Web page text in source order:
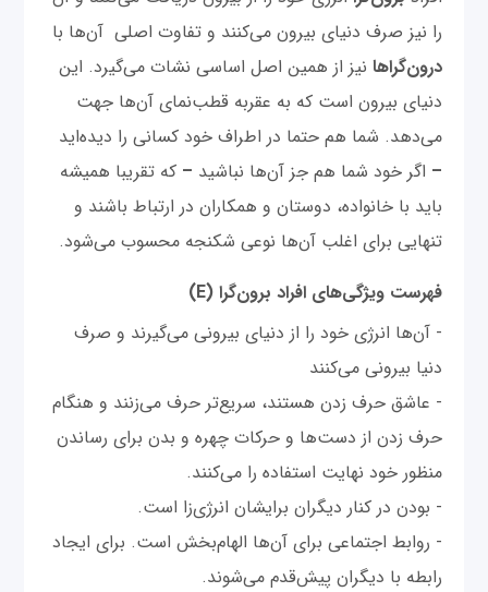
را نیز صرف دنیای بیرون می‌کنند و تفاوت اصلی آن‌ها با
درون‌گرا‌ها نیز از همین اصل اساسی نشات می‌گیرد. این
دنیای بیرون است که به عقربه‌ قطب‌نمای آن‌ها جهت
می‌دهد. شما هم حتما در اطراف خود کسانی را دیده‌اید
– اگر خود شما هم جز آن‌ها نباشید – که تقریبا همیشه
باید با خانواده، دوستان و همکاران در ارتباط باشند و
تنهایی برای اغلب آن‌ها نوعی شکنجه محسوب می‌شود.
فهرست ویژگی‌های افراد برون‌گرا (E
)
- آن‌ها انرژی خود را از دنیای بیرونی می‌گیرند و صرف
دنیا بیرونی می‌کنند
- عاشق حرف زدن هستند، سریع‌تر حرف می‌زنند و هنگام
حرف زدن از دست‌ها و حرکات چهره و بدن برای رساندن
منظور خود نهایت استفاده را می‌کنند.
- بودن در کنار دیگران برایشان انرژی‌زا است.
- روابط اجتماعی برای آن‌ها الهام‌بخش است. برای ایجاد
رابطه با دیگران پیش‌قدم می‌شوند.